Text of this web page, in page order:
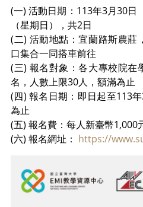
(一) 活動日期：113年3月30日
（星期日），共2日
(二) 活動地點：宜蘭路斯農莊
口集合一同搭車前往
(三) 報名對象：各大專校院在
名，人數上限30人，額滿為止
(四) 報名日期：即日起至113
為止
(五) 報名費：每人新臺幣1,000
(六) 報名網址： https://